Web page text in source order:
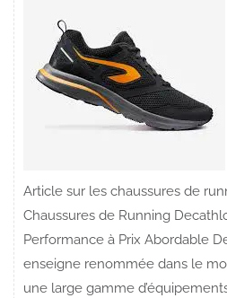
Article sur les chaussures de
Chaussures de Running
Performance à Prix Abordable
enseigne renommée dans le
une large gamme